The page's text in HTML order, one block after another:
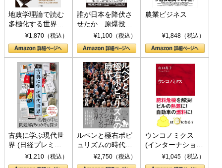
地政学理論で読む
多極化する世界：
トランプとBRICS
の挑戦
¥1,870（税込）
誰が日本を降伏さ
せたか 原爆投
下、ソ連参戦、そ
して聖断 (PHP新
書)
¥1,100（税込）
農業ビジネス
¥1,848（税込）
古典に学ぶ現代世
界 (日経プレミア
シリーズ)¥1,210（税込）
ルペンと極右ポピ
ュリズムの時代：
〈ヤヌス〉の二つ
の顔
¥2,750（税込）
ウンコノミクス
(インターナショナ
ル新書)¥1,045（税込）